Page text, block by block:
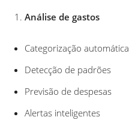
Análise de gastos
Categorização automática
Detecção de padrões
Previsão de despesas
Alertas inteligentes